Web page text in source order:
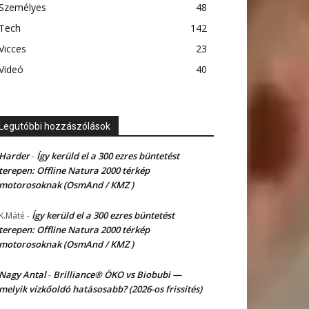
48
Tech
142
23
40
Legutóbbi hozzászólások
Harder- Így kerüld el a 300 ezres büntetést
terepen: Offline Natura 2000 térkép
motorosoknak (OsmAnd / KMZ )
K.Máté - Így kerüld el a 300 ezres büntetést
terepen: Offline Natura 2000 térkép
motorosoknak (OsmAnd / KMZ )
Nagy Antal- Brilliance® ÖKO vs Biobubi —
melyik vízkőoldó hatásosabb? (2026-os frissítés)